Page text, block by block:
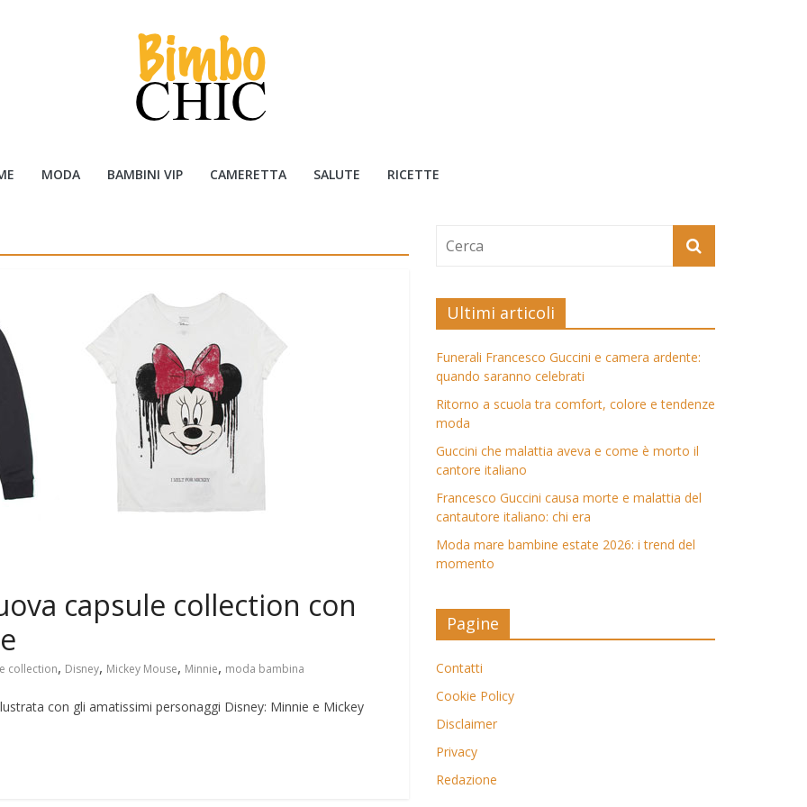
MODA BAMBINI VIP CAMERETTA SALUTE RICETTE
capsule collection con
collection, Disney, Mickey Mouse, Minnie, moda bambina
con gli amatissimi personaggi Disney: Minnie e Mickey
Ultimi articoli
Funerali Francesco Guccini e camera ardente:
quando saranno celebrati
Ritorno a scuola tra comfort, colore e tendenze
moda
Guccini che malattia aveva e come è morto il
cantore italiano
Francesco Guccini causa morte e malattia del
cantautore italiano: chi era
Moda mare bambine estate 2026: i trend del
momento
Pagine
Contatti
Cookie Policy
Disclaimer
Privacy
Redazione